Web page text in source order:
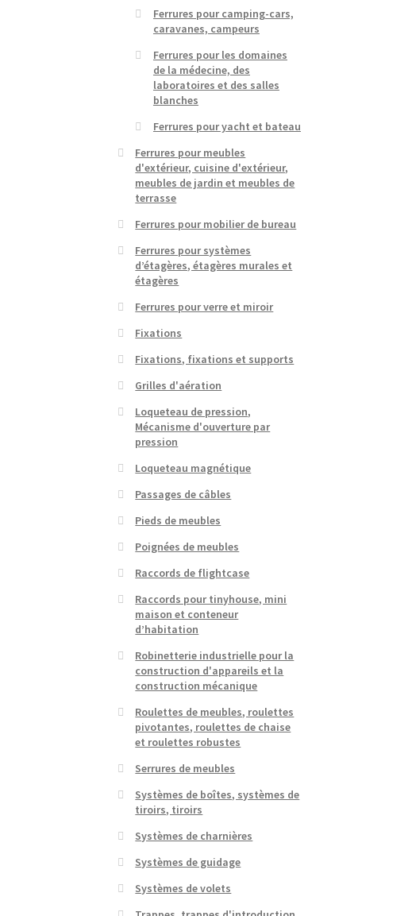
Ferrures pour camping-cars,
caravanes, campeurs
Ferrures pour les domaines
de la médecine, des
laboratoires et des salles
blanches
Ferrures pour yacht et bateau
Ferrures pour meubles
d'extérieur, cuisine d'extérieur,
meubles de jardin et meubles de
terrasse
Ferrures pour mobilier de bureau
Ferrures pour systèmes
d’étagères, étagères murales et
étagères
Ferrures pour verre et miroir
Fixations
Fixations, fixations et supports
Grilles d'aération
Loqueteau de pression,
Mécanisme d'ouverture par
pression
Loqueteau magnétique
Passages de câbles
Pieds de meubles
Poignées de meubles
Raccords de flightcase
Raccords pour tinyhouse, mini
maison et conteneur
d’habitation
Robinetterie industrielle pour la
construction d'appareils et la
construction mécanique
Roulettes de meubles, roulettes
pivotantes, roulettes de chaise
et roulettes robustes
Serrures de meubles
Systèmes de boîtes, systèmes de
tiroirs, tiroirs
Systèmes de charnières
Systèmes de guidage
Systèmes de volets